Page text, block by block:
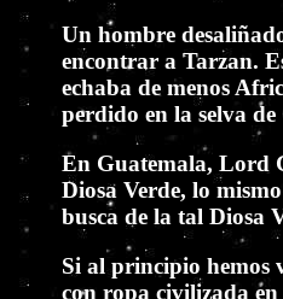
Un hombre
encontrar a Tarzan.
echaba de menos
perdido en la selva
En Guatemala, Lord
Diosa Verde, lo
busca de la tal Diosa
Si al principio hemos
con ropa civilizada